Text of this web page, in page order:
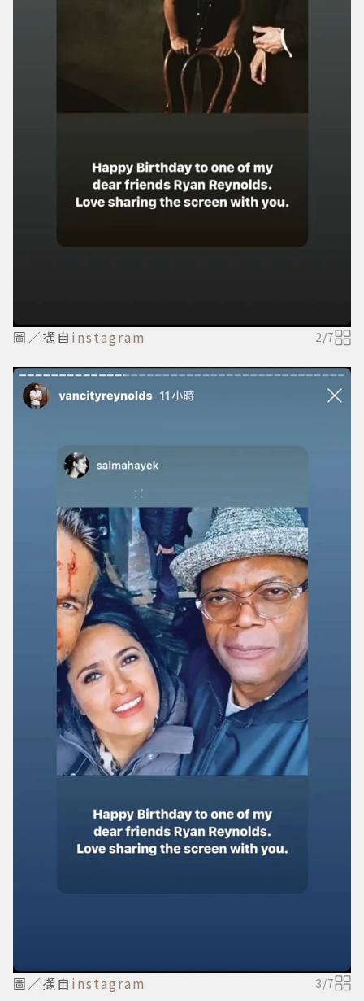
圖／擷自 instagram 2/7
圖／擷自 instagram 3/7